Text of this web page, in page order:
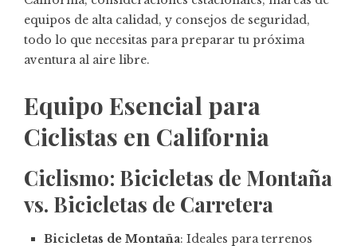
equipos de alta calidad, y consejos de seguridad,
todo lo que necesitas para preparar tu próxima
aventura al aire libre.
Equipo Esencial para
Ciclistas en California
Ciclismo: Bicicletas de Montaña
vs. Bicicletas de Carretera
Bicicletas de Montaña: Ideales para terrenos